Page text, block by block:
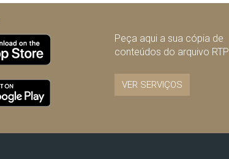
Peça aqui a sua cópia de
conteúdos do arquivo RTP
VER SERVIÇOS